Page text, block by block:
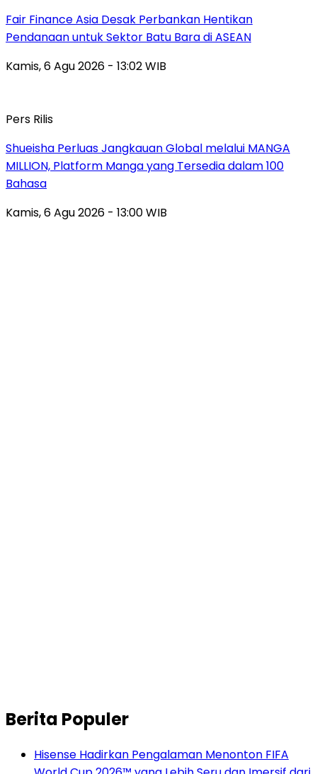
Fair Finance Asia Desak Perbankan Hentikan
Pendanaan untuk Sektor Batu Bara di ASEAN
Kamis, 6 Agu 2026 - 13:02 WIB
Pers Rilis
Shueisha Perluas Jangkauan Global melalui MANGA
MILLION, Platform Manga yang Tersedia dalam 100
Bahasa
Kamis, 6 Agu 2026 - 13:00 WIB
Berita Populer
Hisense Hadirkan Pengalaman Menonton FIFA